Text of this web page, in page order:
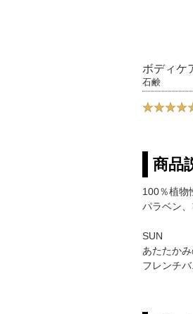
ボディケ
石鹸
商品
100％植物
パラベン
SUN
あたたか
フレンチ